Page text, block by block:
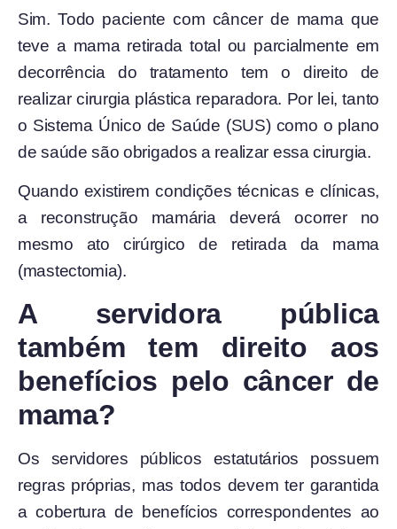
Sim. Todo paciente com câncer de mama que
teve a mama retirada total ou parcialmente em
decorrência do tratamento tem o direito de
realizar cirurgia plástica reparadora. Por lei, tanto
o Sistema Único de Saúde (SUS) como o plano
de saúde são obrigados a realizar essa cirurgia.
Quando existirem condições técnicas e clínicas,
a reconstrução mamária deveráocorrer no
mesmo ato cirúrgico de retirada da mama
(mastectomia).
A servidora pública
também tem direito aos
benefícios pelo câncer de
mama?
Os servidores públicos estatutários possuem
regras próprias, mas todos devemter garantida
a cobertura de benefícios correspondentes ao